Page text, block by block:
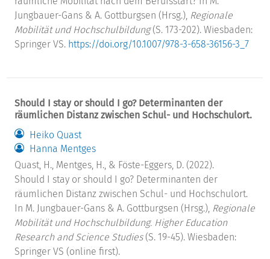
Jungbauer-Gans & A. Gottburgsen (Hrsg.), Regionale
Mobilität und Hochschulbildung(S. 173-202). Wiesbaden:
Springer VS. https://doi.org/10.1007/978-3-658-36156-3_7
Should I stay or should I go? Determinanten der
räumlichen Distanz zwischen Schul- und Hochschulort.
Heiko Quast
Hanna Mentges
Quast, H., Mentges, H., & Föste-Eggers, D. (2022).
Should I stay or should I go? Determinanten der
räumlichen Distanz zwischen Schul- und Hochschulort.
In M. Jungbauer-Gans & A. Gottburgsen (Hrsg.), Regionale
Mobilität und Hochschulbildung. Higher Education
Research and Science Studies(S. 19-45). Wiesbaden:
Springer VS (online first).